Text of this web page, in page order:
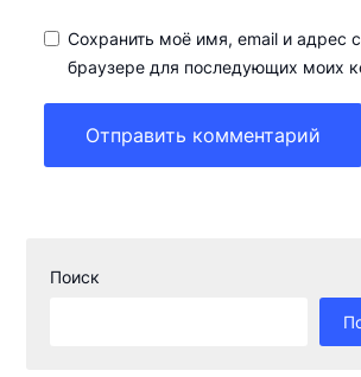
Сохранить моё имя, email и адрес
браузере для последующих моих
Поиск